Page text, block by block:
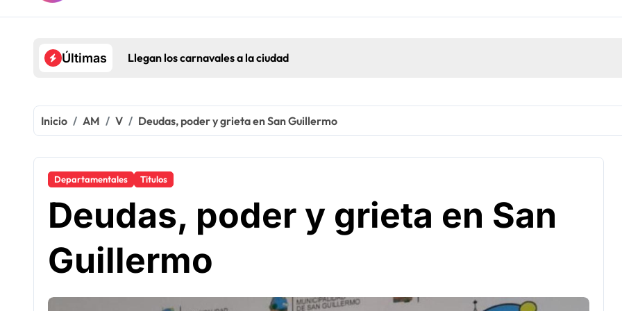
Últimas Llegan los carnavales a la ciudad
Inicio AM V Deudas, poder y grieta en San Guillermo
Departamentales Titulos
Deudas, poder y grieta en San
Guillermo